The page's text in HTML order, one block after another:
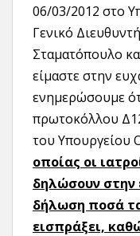
06/03/2012 στο
Γενικό
Σταματόπουλο
είμαστε στην
ενημερώσουμε
πρωτοκόλλου
του Υπουργείου
οποίας οι
δηλώσουν στην
δήλωση ποσά
εισπράξει,